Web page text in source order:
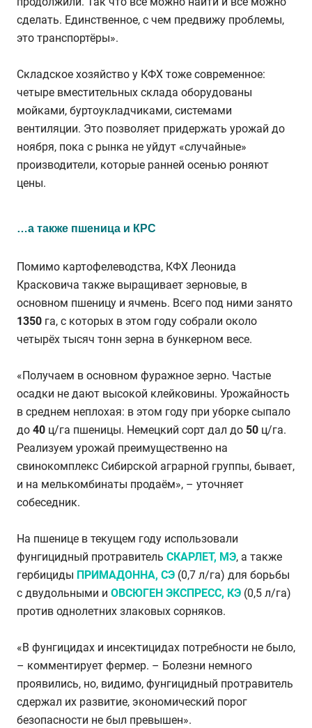
сделать. Единственное, с чем предвижу проблемы,
это транспортёры».
Складское хозяйство у КФХ тоже современное:
четыре вместительных склада оборудованы
мойками, буртоукладчиками, системами
вентиляции. Это позволяет придержать урожай до
ноября, пока с рынка не уйдут «случайные»
производители, которые ранней осенью роняют
цены.
…а также пшеница и КРС
Помимо картофелеводства, КФХ Леонида
Красковича также выращивает зерновые, в
основном пшеницу и ячмень. Всего под ними занято
1350 га, с которых в этом году собрали около
четырёх тысяч тонн зерна в бункерном весе.
«Получаем в основном фуражное зерно. Частые
осадки не дают высокой клейковины. Урожайность
в среднем неплохая: в этом году при уборке сыпало
до 40 ц/га пшеницы. Немецкий сорт дал до 50 ц/га.
Реализуем урожай преимущественно на
свинокомплекс Сибирской аграрной группы, бывает,
и на мелькомбинаты продаём», – уточняет
собеседник.
На пшенице в текущем году использовали
фунгицидный протравитель СКАРЛЕТ, МЭ, а также
гербициды ПРИМАДОННА, СЭ (0,7 л/га) для борьбы
с двудольными и ОВСЮГЕН ЭКСПРЕСС, КЭ (0,5 л/га)
против однолетних злаковых сорняков.
«В фунгицидах и инсектицидах потребности не было,
– комментирует фермер. – Болезни немного
проявились, но, видимо, фунгицидный протравитель
сдержал их развитие, экономический порог
безопасности не был превышен».